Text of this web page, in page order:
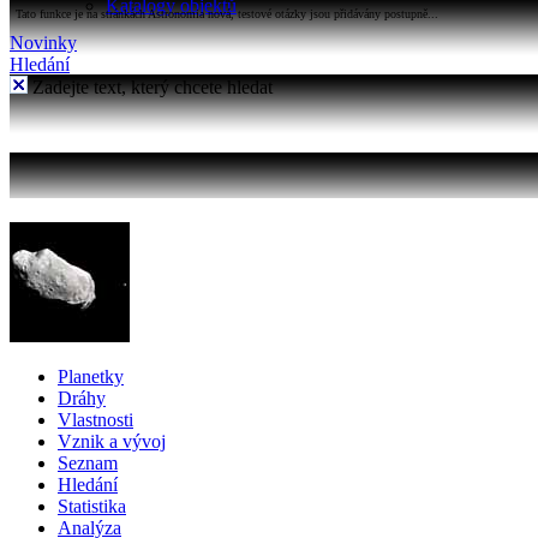
Katalogy objektů
Tato funkce je na stránkách Astronomia nová, testové otázky jsou přidávány postupně...
Novinky
Hledání
Zadejte text, který chcete hledat
Planetky
Dráhy
Vlastnosti
Vznik a vývoj
Seznam
Hledání
Statistika
Analýza